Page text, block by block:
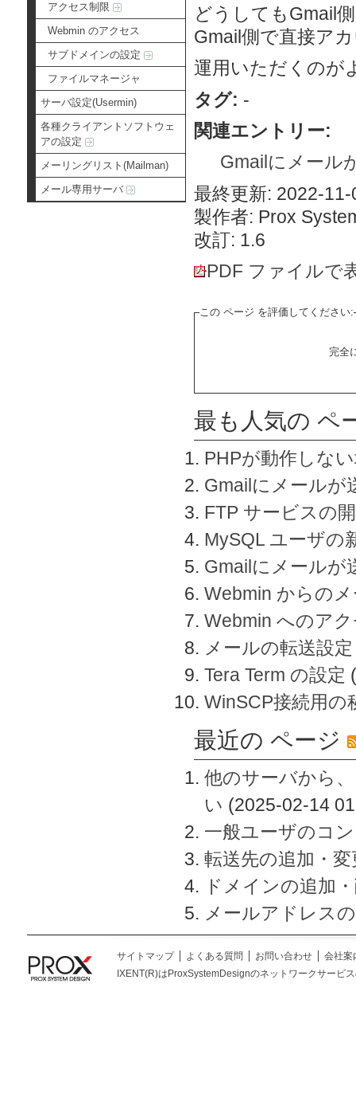
アクセス制限
Webmin のアクセス
サブドメインの設定
ファイルマネージャ
サーバ設定(Usermin)
各種クライアントソフトウェ
アの設定
メーリングリスト(Mailman)
メール専用サーバ
どうしてもGmail
Gmail側で直接ア
運用いただくのが
タグ: -
関連エントリー:
Gmailにメール
最終更新: 2022-
製作者: Prox
改訂: 1.6
PDF ファイルで
この ページ を評価してください:
完全
最も人気の ペ
PHPが動作しな
Gmailにメールが
FTP サービスの
MySQL ユーザの
Gmailにメールが
Webmin からの
Webmin へのア
メールの転送設定
Tera Term の設定
WinSCP接続用の
最近の ページ
他のサーバから
い (2025-02-14
一般ユーザのコ
転送先の追加・
ドメインの追加
メールアドレス
サイトマップ よくある質問 お問い合わせ
会社案
IXENT(R)はProxSystemDesignのネットワークサービ